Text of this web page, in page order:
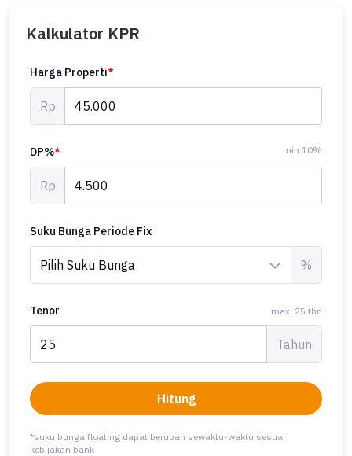
Kalkulator KPR
Harga Properti*
Rp
DP%* min 10%
Rp
Suku Bunga Periode Fix
%
Tenor max. 25 thn
Tahun
Hitung
*suku bunga floating dapat berubah sewaktu-waktu sesuai
kebijakan bank